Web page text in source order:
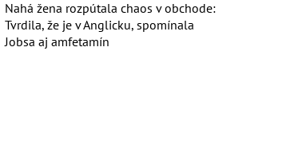
Nahá žena rozpútala chaos v obchode:
Tvrdila, že je v Anglicku, spomínala
Jobsa aj amfetamín